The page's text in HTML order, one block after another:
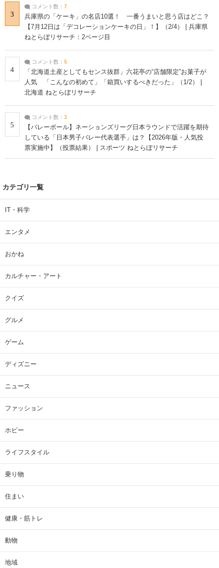
3
コメント数： 7
兵庫県の「ケーキ」の名店10選！ 一番うまいと思う店はどこ？
【7月12日は「デコレーションケーキの日」！】（2/4） | 兵庫県
ねとらぼリサーチ：2ページ目
4
コメント数： 5
「北海道土産としてもセンス抜群」六花亭の“店舗限定”お菓子が
人気 「こんなの初めて」「箱買いするべきだった」（1/2） |
北海道 ねとらぼリサーチ
5
コメント数： 3
【バレーボール】ネーションズリーグ日本ラウンドで活躍を期待
している「日本男子バレー代表選手」は？【2026年版・人気投
票実施中】（投票結果） | スポーツ ねとらぼリサーチ
カテゴリ一覧
IT・科学
エンタメ
おかね
カルチャー・アート
クイズ
グルメ
ゲーム
ディズニー
ニュース
ファッション
ホビー
ライフスタイル
乗り物
住まい
健康・筋トレ
動物
地域